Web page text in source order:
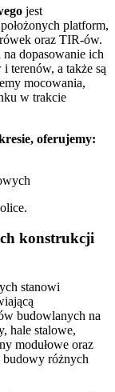
jest
platform,
oraz TIR-ów.
dopasowanie ich
terenów, a także są
mocowania,
w trakcie
oferujemy:
konstrukcji
stanowi
budowlanych na
hale stalowe,
modułowe oraz
budowy różnych